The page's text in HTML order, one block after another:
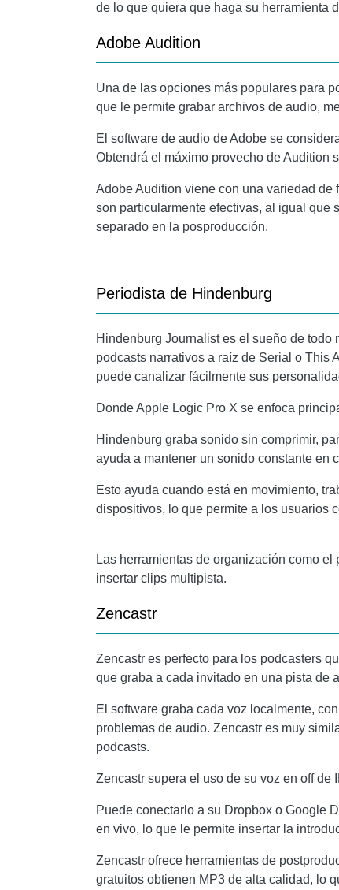
de lo que quiera que haga su herramienta
Adobe Audition
Una de las opciones más populares para
que le permite grabar archivos de audio,
El software de audio de Adobe se
Obtendrá el máximo provecho de Audition
Adobe Audition viene con una variedad de
son particularmente efectivas, al igual que
separado en la posproducción.
Periodista de Hindenburg
Hindenburg Journalist es el sueño de todo
podcasts narrativos a raíz de Serial o This
puede canalizar fácilmente sus
DondeApple Logic Pro X se enfoca
Hindenburg graba sonido sin comprimir,
ayuda a mantener un sonido constante en
Esto ayuda cuando está en movimiento,
dispositivos, lo que permite a los usuarios
Las herramientas de organización como
insertar clips multipista.
Zencastr
Zencastr es perfecto para los podcasters
que graba a cada invitado en una pista de
El software graba cada voz localmente,
problemas de audio. Zencastr es muy
podcasts.
Zencastr supera el uso de su voz en off de
Puede conectarlo a su Dropbox o Google
en vivo, lo que le permite insertar la
Zencastr ofrece herramientas de
gratuitos obtienen MP3 de alta calidad, lo